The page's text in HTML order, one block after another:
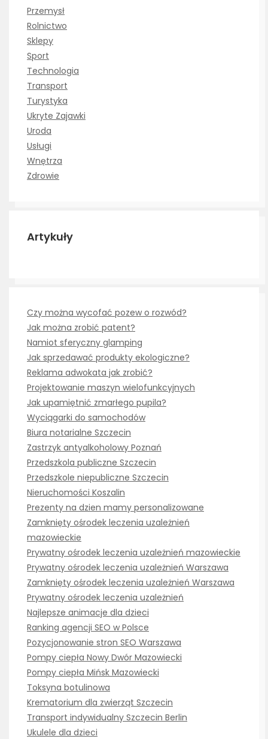
Przemysł
Rolnictwo
Sklepy
Sport
Technologia
Transport
Turystyka
Ukryte Zajawki
Uroda
Usługi
Wnętrza
Zdrowie
Artykuły
Czy można wycofać pozew o rozwód?
Jak można zrobić patent?
Namiot sferyczny glamping
Jak sprzedawać produkty ekologiczne?
Reklama adwokata jak zrobić?
Projektowanie maszyn wielofunkcyjnych
Jak upamiętnić zmarłego pupila?
Wyciągarki do samochodów
Biura notarialne Szczecin
Zastrzyk antyalkoholowy Poznań
Przedszkola publiczne Szczecin
Przedszkole niepubliczne Szczecin
Nieruchomości Koszalin
Prezenty na dzien mamy personalizowane
Zamknięty ośrodek leczenia uzależnień
mazowieckie
Prywatny ośrodek leczenia uzależnień mazowieckie
Prywatny ośrodek leczenia uzależnień Warszawa
Zamknięty ośrodek leczenia uzależnień Warszawa
Prywatny ośrodek leczenia uzależnień
Najlepsze animacje dla dzieci
Ranking agencji SEO w Polsce
Pozycjonowanie stron SEO Warszawa
Pompy ciepła Nowy Dwór Mazowiecki
Pompy ciepła Mińsk Mazowiecki
Toksyna botulinowa
Krematorium dla zwierząt Szczecin
Transport indywidualny Szczecin Berlin
Ukulele dla dzieci